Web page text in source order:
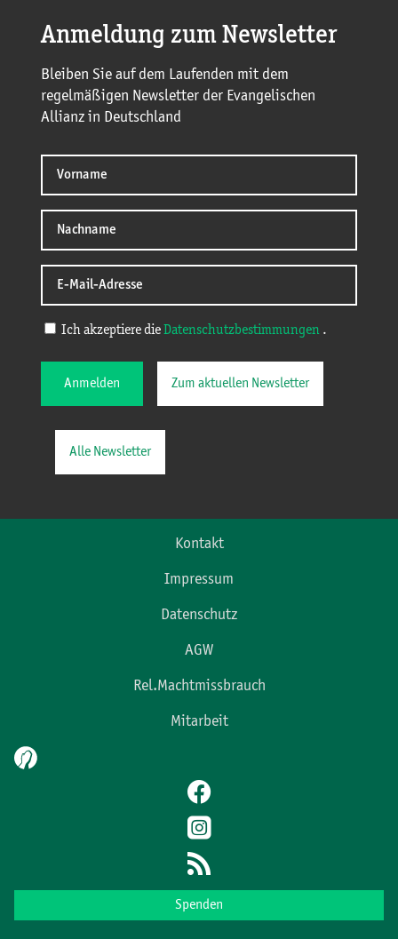
Anmeldung zum Newsletter
Bleiben Sie auf dem Laufenden mit dem
regelmäßigen Newsletter der Evangelischen
Allianz in Deutschland
Ich akzeptiere die Datenschutzbestimmungen .
Anmelden Zum aktuellen Newsletter
Alle Newsletter
Kontakt
Impressum
Datenschutz
AGW
Rel.Machtmissbrauch
Mitarbeit
Spenden